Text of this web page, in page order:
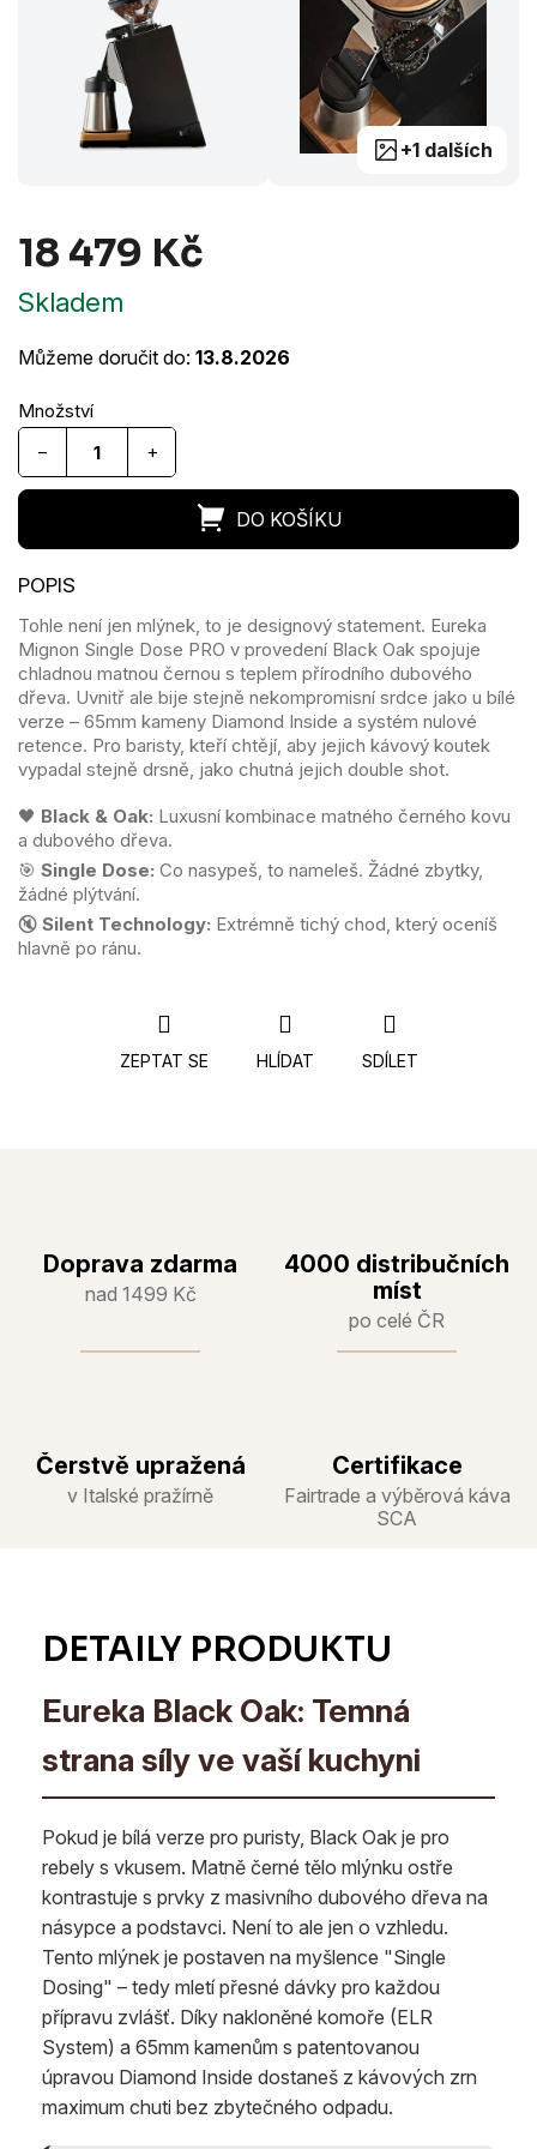
+1 dalších
18 479 Kč
Skladem
Můžeme doručit do: 13.8.2026
+
−
Tohle není jen mlýnek, to je designový statement. Eureka
Mignon Single Dose PRO v provedení Black Oak spojuje
chladnou matnou černou s teplem přírodního dubového
dřeva. Uvnitř ale bije stejně nekompromisní srdce jako u bílé
verze – 65mm kameny Diamond Inside a systém nulové
retence. Pro baristy, kteří chtějí, aby jejich kávový koutek
vypadal stejně drsně, jako chutná jejich double shot.
🖤 Black & Oak: Luxusní kombinace matného černého kovu
a dubového dřeva.
🎯 Single Dose: Co nasypeš, to nameleš. Žádné zbytky,
žádné plýtvání.
🔇 Silent Technology: Extrémně tichý chod, který oceníš
hlavně po ránu.
ZEPTAT SE HLÍDAT SDÍLET
Doprava zdarma
nad 1499 Kč
4000 distribučních
míst
po celé ČR
Čerstvě upražená
v Italské pražírně
Certifikace
Fairtrade a výběrová káva
SCA
Eureka Black Oak: Temná
strana síly ve vaší kuchyni
Pokud je bílá verze pro puristy, Black Oak je pro
rebely s vkusem. Matně černé tělo mlýnku ostře
kontrastuje s prvky z masivního dubového dřeva na
násypce a podstavci. Není to ale jen o vzhledu.
Tento mlýnek je postaven na myšlence "Single
Dosing" – tedy mletí přesné dávky pro každou
přípravu zvlášť. Díky nakloněné komoře (ELR
System) a 65mm kamenům s patentovanou
úpravou Diamond Inside dostaneš z kávových zrn
maximum chuti bez zbytečného odpadu.